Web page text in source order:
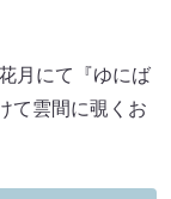
月にて『ゆにば
て雲間に覗くお